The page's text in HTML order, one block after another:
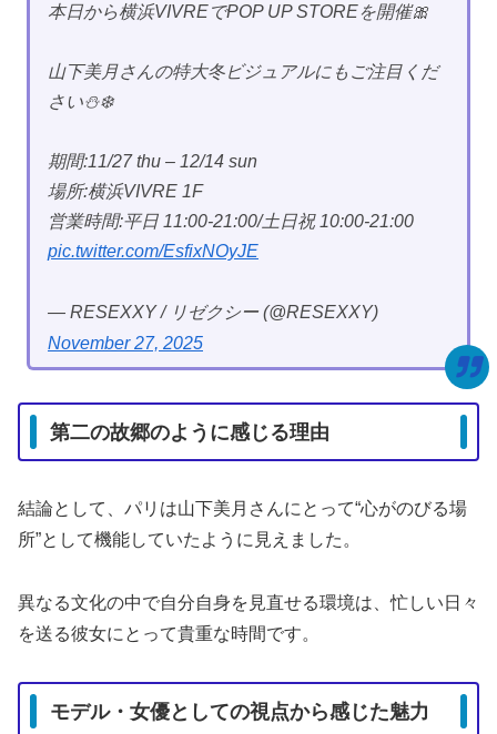
本日から横浜VIVREでPOP UP STOREを開催🎀
山下美月さんの特大冬ビジュアルにもご注目くだ
さい⛄️❄️
期間:11/27 thu – 12/14 sun
場所:横浜VIVRE 1F
営業時間:平日 11:00-21:00/土日祝 10:00-21:00
pic.twitter.com/EsfixNOyJE
— RESEXXY / リゼクシー (@RESEXXY)
November 27, 2025
第二の故郷のように感じる理由
結論として、パリは山下美月さんにとって“心がのびる場
所”として機能していたように見えました。
異なる文化の中で自分自身を見直せる環境は、忙しい日々
を送る彼女にとって貴重な時間です。
モデル・女優としての視点から感じた魅力